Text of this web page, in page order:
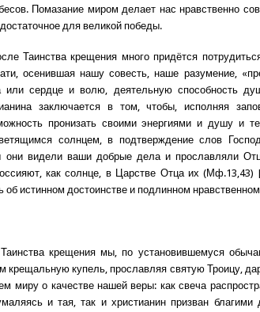
Помазание миром делает нас нравственно
для великой победы.
Таинства крещения много придётся
осенившая нашу совесть, наше разумение,
или сердце и волю, деятельную способность
заключается в том, чтобы, исполняя
пронизать своими энергиями и душу и
солнцем, в подтверждение слов
они видели ваши добрые дела и прославляли
как солнце, в Царстве Отца их
об истинном достоинстве и подлинном
крещения мы, по установившемуся
крещальную купель, прославляя святую Троицу,
миру о качестве нашей веры: как свеча
и тая, так и христианин призван